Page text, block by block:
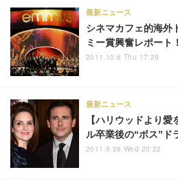
シネマカフェ的海
ミー賞興奮レポート
最新ニュース
2011.10.6 Thu 17:29
【ハリウッドより
ル卒業後の“ボス”ド
最新ニュース
2011.9.28 Wed 20:22